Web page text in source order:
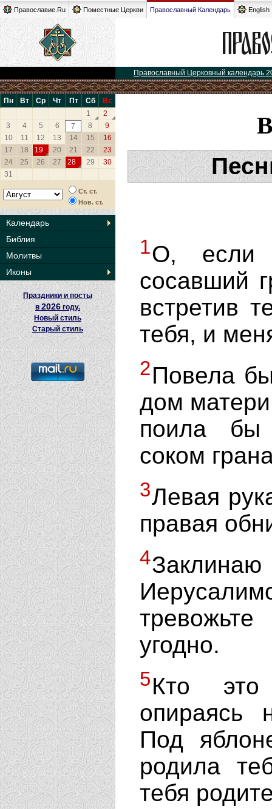
Православие.Ru Поместные Церкви Православный Календарь English
Православный Церковный календарь
Пн Вт Ср Чт Пт Сб
Вс
1
2
3
4 5 6 7 8
9
10
11 12 13 14 15
16
17
18 19 20 21 22
23
24
25 26 27 28 29
30
31
Ст. ст.
Нов. ст.
Календарь
Библия
Молитвы
Иконы
Праздники и посты
в2026 году.
Новый стиль
Старый стиль
1О,
сосавший
встретив
тебя, и
2Повела
дом
поила бы
соком
3Левая
правая
4
угодно.
5Кто это
опираясь
Под
родила
тебя